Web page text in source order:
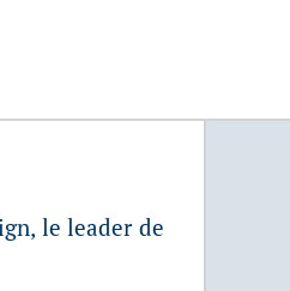
le leader de